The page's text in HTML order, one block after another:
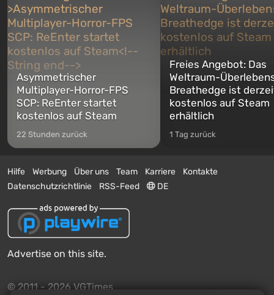
Asymmetrischer
Multiplayer-Horror-FPS
SCP: ReEnter startet
kostenlos auf Steam
22 Stunden zurück
Freies Angebot: Das
Weltraum-
Breathedge ist
kostenlos auf Steam
erhältlich
1 Tag zurück
Hilfe Werbung Über uns Team Karriere
Kontakte
Datenschutzrichtlinie
RSS-Feed DE
Advertise on this site.
© 2011 - 2026 VGTimes